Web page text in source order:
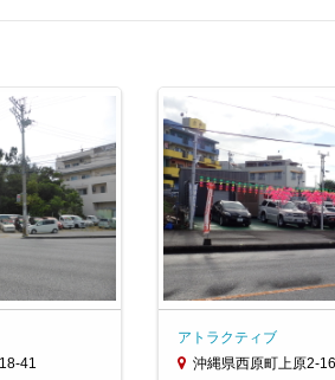
41
アトラクティブ
沖縄県西原町上原2-